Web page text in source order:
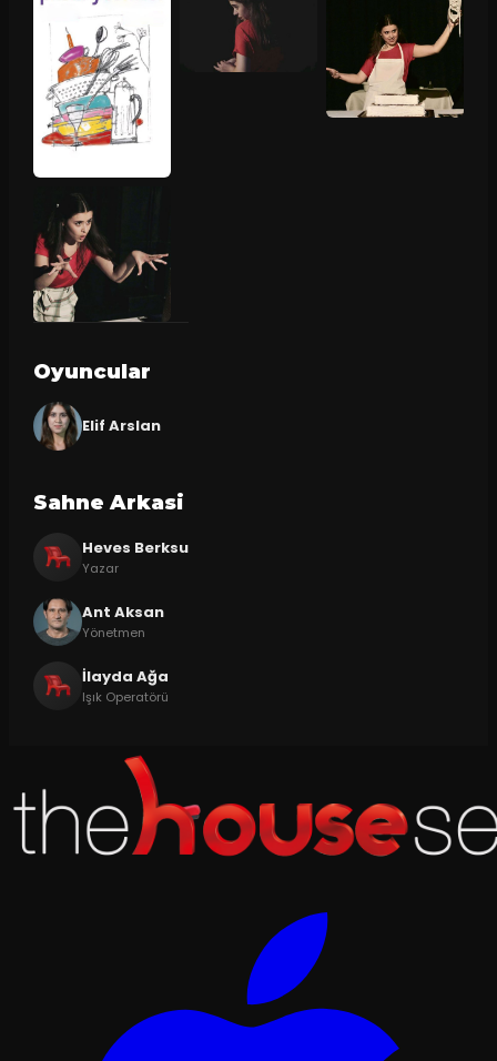
Oyuncular
Elif Arslan
Sahne Arkasi
Heves Berksu
Yazar
Ant Aksan
Yönetmen
İlayda Ağa
Işık Operatörü